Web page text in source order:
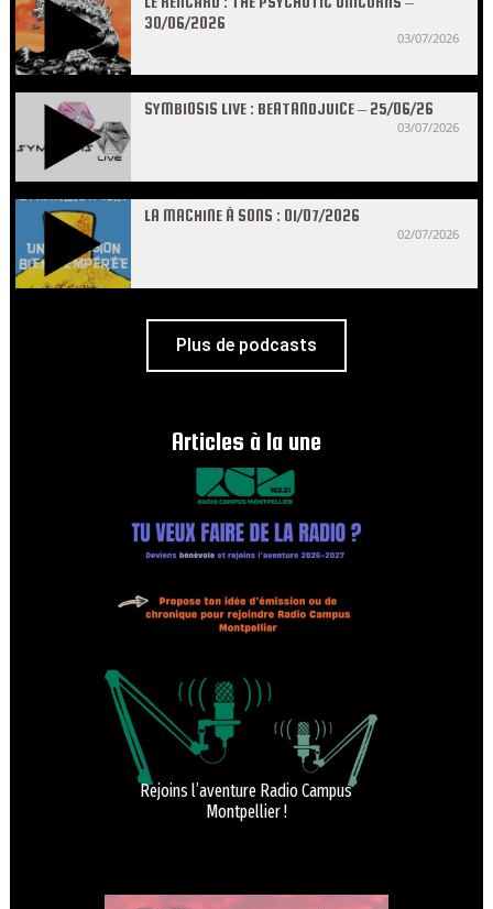
30/06/2026
03/07/2026
SYMBIOSIS LIVE : BEATANDJUICE – 25/06/26
03/07/2026
LA MACHINE À SONS : 01/07/2026
02/07/2026
Plus de podcasts
Articles à la une
Rejoins l’aventure Radio Campus
Montpellier !